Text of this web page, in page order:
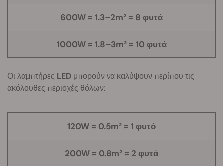
600W ≈ 1.3–2m² ≈ 8 φυτά
1000W ≈ 1.8–3m² ≈ 10 φυτά
Οι λαμπτήρες LED μπορούν να καλύψουν περίπου τις
ακόλουθες περιοχές θόλων:
120W ≈ 0.5m² ≈ 1 φυτό
200W ≈ 0.8m² ≈ 2 φυτά